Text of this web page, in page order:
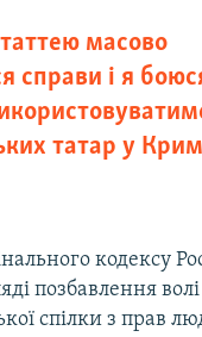
масово
справи і я
татар у
кодексу
позбавлення
спілки з прав